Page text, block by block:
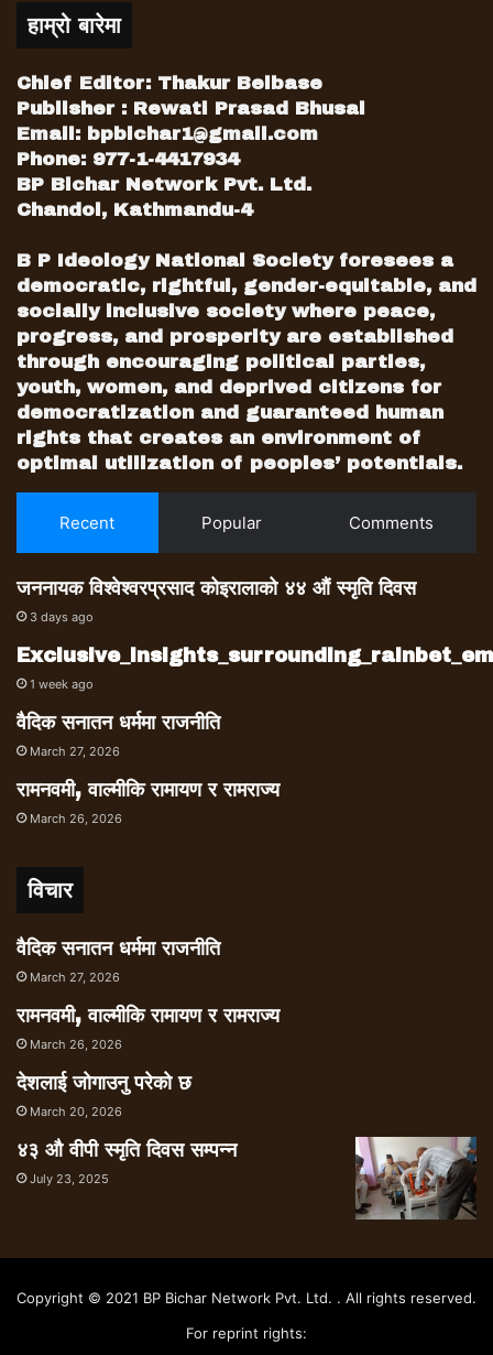
हाम्रो बारेमा
Chief Editor: Thakur Belbase
Publisher : Rewati Prasad Bhusal
Email: bpbichar1@gmail.com
Phone: 977-1-4417934
BP Bichar Network Pvt. Ltd.
Chandol, Kathmandu-4
B P Ideology National Society foresees a
democratic, rightful, gender-equitable, and
socially inclusive society where peace,
progress, and prosperity are established
through encouraging political parties,
youth, women, and deprived citizens for
democratization and guaranteed human
rights that creates an environment of
optimal utilization of peoples’ potentials.
Recent Popular Comments
जननायक विश्वेश्वरप्रसाद कोइरालाको ४४ औं स्मृति दिवस
3 days ago
1 week ago
वैदिक सनातन धर्ममा राजनीति
March 27, 2026
रामनवमी, वाल्मीकि रामायण र रामराज्य
March 26, 2026
विचार
वैदिक सनातन धर्ममा राजनीति
March 27, 2026
रामनवमी, वाल्मीकि रामायण र रामराज्य
March 26, 2026
देशलाई जोगाउनु परेको छ
March 20, 2026
४३ औ वीपी स्मृति दिवस सम्पन्न
July 23, 2025
Copyright © 2021 BP Bichar Network Pvt. Ltd. . All rights reserved.
For reprint rights: